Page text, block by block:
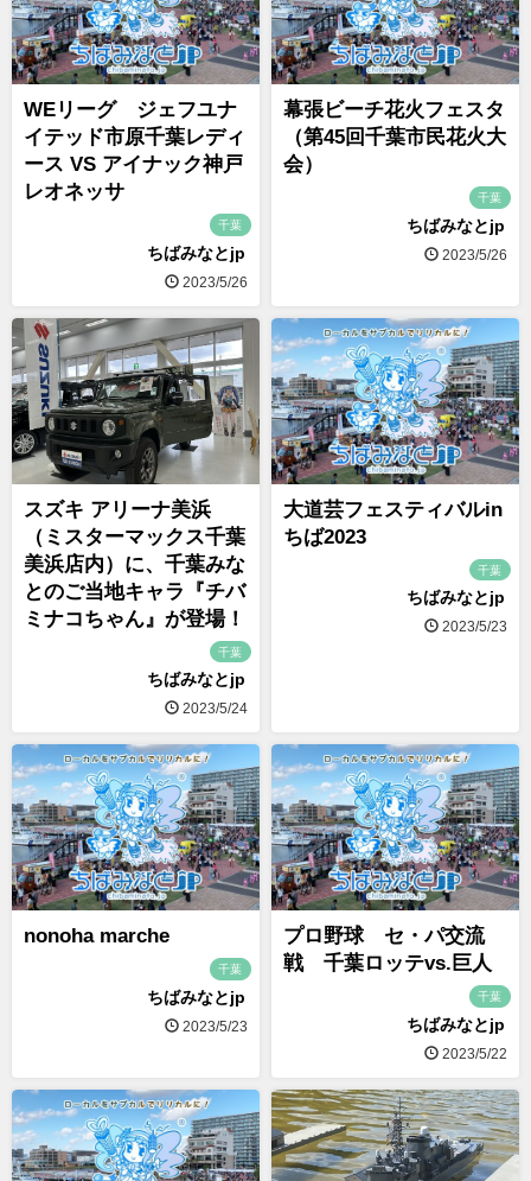
WEリーグ ジェフユナ
イテッド市原千葉レディ
ース VS アイナック神戸
レオネッサ
千葉
ちばみなとjp
2023/5/26
幕張ビーチ花火フェスタ
（第45回千葉市民花火大
会）
千葉
ちばみなとjp
2023/5/26
スズキ アリーナ美浜
（ミスターマックス千葉
美浜店内）に、千葉みな
とのご当地キャラ『チバ
ミナコちゃん』が登場！
千葉
ちばみなとjp
2023/5/24
大道芸フェスティバルin
ちば2023
千葉
ちばみなとjp
2023/5/23
nonoha marche
千葉
ちばみなとjp
2023/5/23
プロ野球 セ・パ交流
戦 千葉ロッテvs.巨人
千葉
ちばみなとjp
2023/5/22